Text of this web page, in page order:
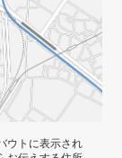
ウトに表示され